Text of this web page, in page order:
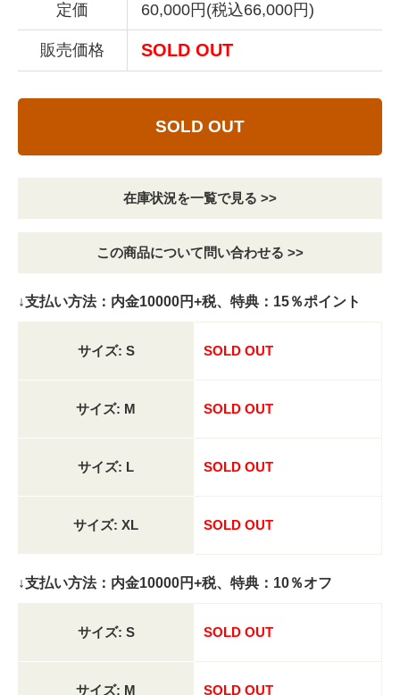
定価 60,000円(税込66,000円)
販売価格 SOLD OUT
SOLD OUT
在庫状況を一覧で見る >>
この商品について問い合わせる >>
↓支払い方法：内金10000円+税、特典：15％ポイント
サイズ: S SOLD OUT
サイズ: M SOLD OUT
サイズ: L SOLD OUT
サイズ: XL SOLD OUT
↓支払い方法：内金10000円+税、特典：10％オフ
サイズ: S SOLD OUT
サイズ: M SOLD OUT